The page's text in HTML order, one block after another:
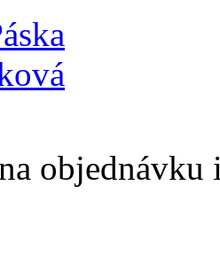
objednávku